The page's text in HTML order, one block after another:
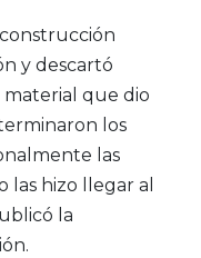
y descartó
que dio
los
las
las hizo llegar al
la